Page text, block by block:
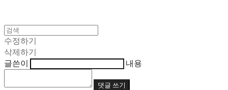
수정하기
삭제하기
글쓴이
내용
댓글 쓰기